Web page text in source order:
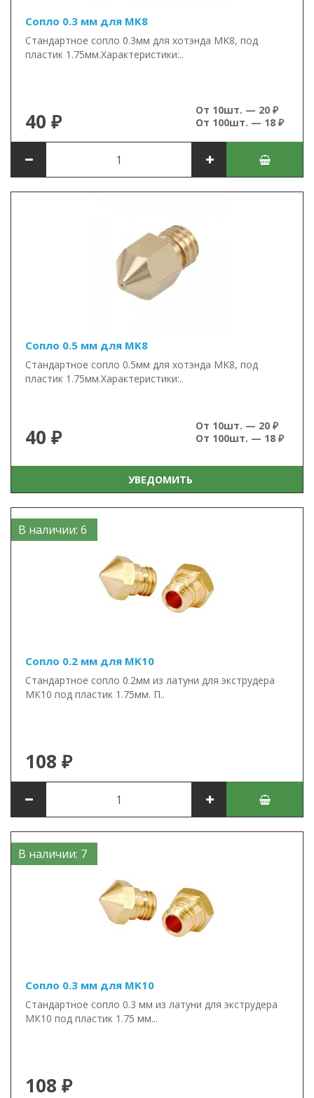
Сопло 0.3 мм для MK8
Стандартное сопло 0.3мм для хотэнда MK8, под
пластик 1.75мм.Характеристики:..
40 ₽
От 10шт. — 20 ₽
От 100шт. — 18 ₽
Сопло 0.5 мм для MK8
Стандартное сопло 0.5мм для хотэнда MK8, под
пластик 1.75мм.Характеристики:..
40 ₽
От 10шт. — 20 ₽
От 100шт. — 18 ₽
УВЕДОМИТЬ
В наличии: 6
Сопло 0.2 мм для MK10
Стандартное сопло 0.2мм из латуни для экструдера
МК10 под пластик 1.75мм. П..
108 ₽
В наличии: 7
Сопло 0.3 мм для MK10
Стандартное сопло 0.3 мм из латуни для экструдера
МК10 под пластик 1.75 мм...
108 ₽